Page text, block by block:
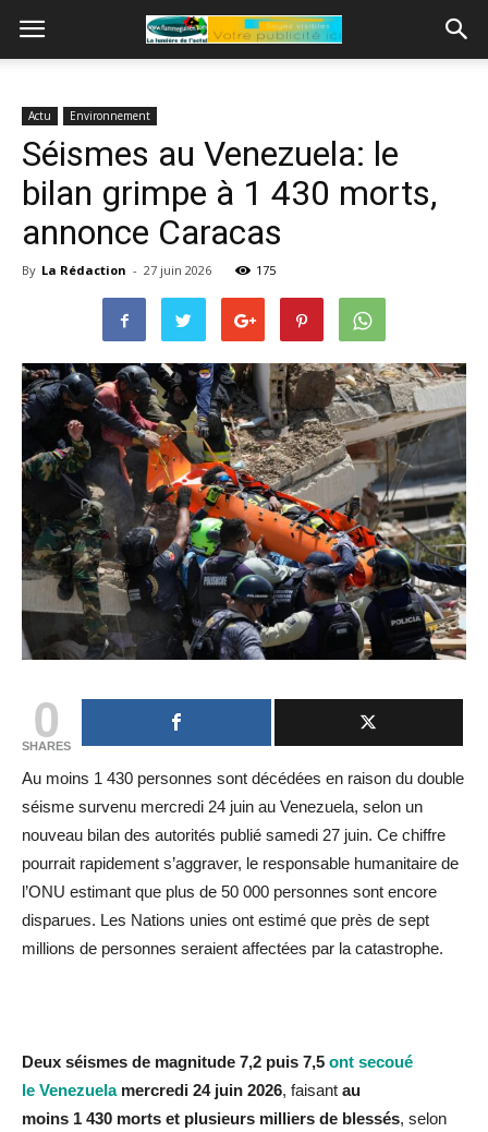
Actu Environnement
Séismes au Venezuela: le
bilan grimpe à 1 430 morts,
annonce Caracas
By La Rédaction - 27 juin 2026 175
0
SHARES
Au moins 1 430 personnes sont décédées en raison du double
séisme survenu mercredi 24 juin au Venezuela, selon un
nouveau bilan des autorités publié samedi 27 juin. Ce chiffre
pourrait rapidement s’aggraver, le responsable humanitaire de
l’ONU estimant que plus de 50 000 personnes sont encore
disparues. Les Nations unies ont estimé que près de sept
millions de personnes seraient affectées par la catastrophe.
Deux séismes de magnitude 7,2 puis 7,5 ont secoué
le Venezuela mercredi 24 juin 2026, faisant au
moins 1 430 morts et plusieurs milliers de blessés, selon